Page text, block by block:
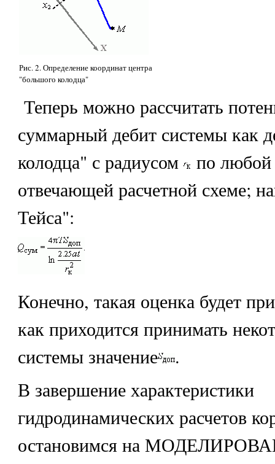
Рис. 2. Определение координат центра
"большого колодца"
Теперь можно рассчитать
суммарный дебит системы как
колодца" с радиусом по любой
отвечающей расчетной схеме;
Тейса":
Конечно, такая оценка будет
как приходится принимать
системы значение
.
В завершение характеристики
гидродинамических расчетов
остановимся на